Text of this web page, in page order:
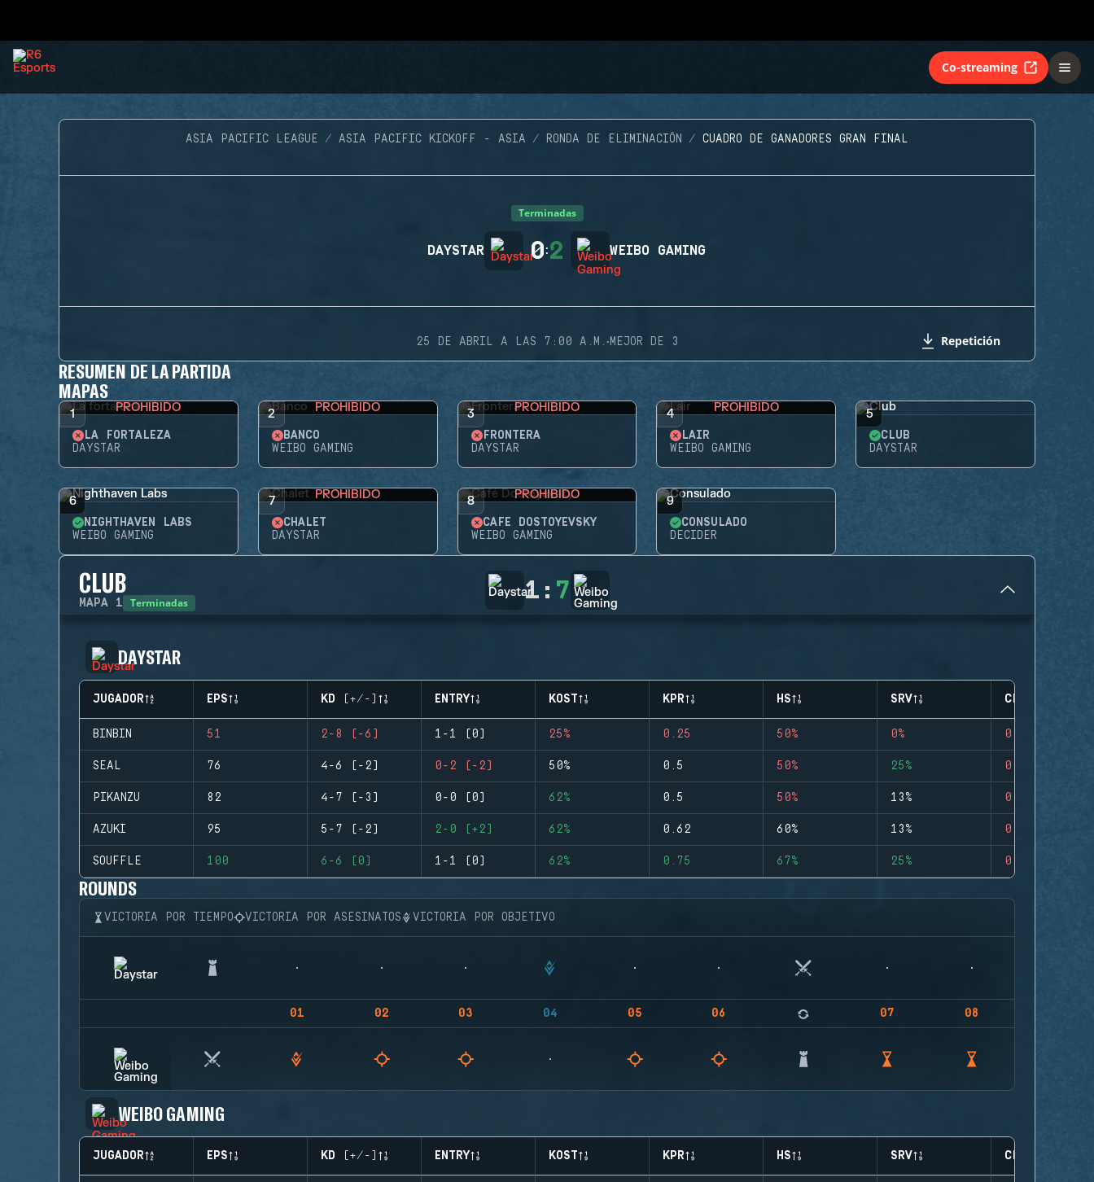
Co-streaming
ASIA PACIFIC LEAGUE ASIA PACIFIC KICKOFF - ASIA RONDA DE ELIMINACIÓN CUADRO DE GANADORES GRAN FINAL
Terminadas
DAYSTAR 0:2 WEIBO GAMING
25 DE ABRIL A LAS 7:00 A.M. ·MEJOR DE 3 Repetición
RESUMEN DE LA PARTIDA
MAPAS
1 PROHIBIDO
LA FORTALEZA
DAYSTAR
2 PROHIBIDO
BANCO
WEIBO GAMING
3 PROHIBIDO
FRONTERA
DAYSTAR
4 PROHIBIDO
LAIR
WEIBO GAMING
5
CLUB
DAYSTAR
6
NIGHTHAVEN LABS
WEIBO GAMING
7 PROHIBIDO
CHALET
DAYSTAR
8 PROHIBIDO
CAFÉ DOSTOYEVSKY
WEIBO GAMING
9
CONSULADO
DECIDER
CLUB
MAPA 1 Terminadas 1 : 7
DAYSTAR
JUGADOR EPS KD (+/-) ENTRY KOST KPR HS SRV CLUTCHES
BINBIN 51 2-8 (-6) 1-1 (0) 25% 0.25 50% 0% 0
SEAL 76 4-6 (-2) 0-2 (-2) 50% 0.5 50% 25% 0
PIKANZU 82 4-7 (-3) 0-0 (0) 62% 0.5 50% 13% 0
AZUKI 95 5-7 (-2) 2-0 (+2) 62% 0.62 60% 13% 0
SOUFFLE 100 6-6 (0) 1-1 (0) 62% 0.75 67% 25% 0
ROUNDS
VICTORIA POR TIEMPO VICTORIA POR ASESINATOS VICTORIA POR OBJETIVO
01 02 03 04 05 06 07 08
WEIBO GAMING
JUGADOR EPS KD (+/-) ENTRY KOST KPR HS SRV CLUTCHES